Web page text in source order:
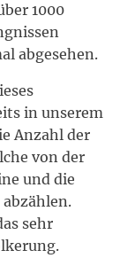
1000
abgesehen.
in unserem
Anzahl der
von der
und die
sehr